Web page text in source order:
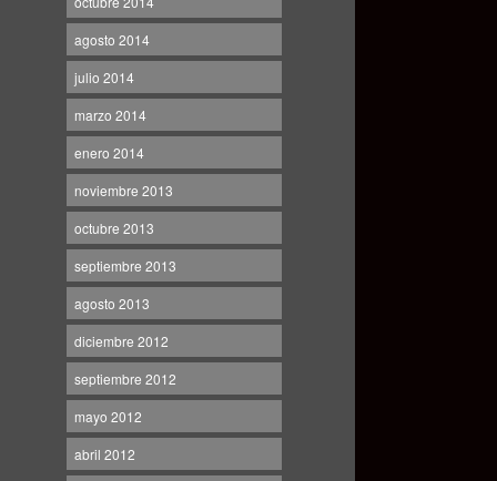
agosto 2014
julio 2014
marzo 2014
enero 2014
noviembre 2013
octubre 2013
septiembre 2013
agosto 2013
diciembre 2012
septiembre 2012
mayo 2012
abril 2012